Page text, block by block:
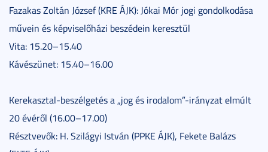
Fazakas Zoltán József (KRE ÁJK): Jókai Mór jogi gondolkodása
művein és képviselőházi beszédein keresztül
Vita: 15.20–15.40
Kávészünet: 15.40–16.00
Kerekasztal-beszélgetés a „jog és irodalom”-irányzat elmúlt
20 évéről (16.00–17.00)
Résztvevők: H. Szilágyi István (PPKE ÁJK), Fekete Balázs